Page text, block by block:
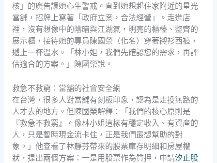
核」的廣告讓她心生警戒。直到她想起住家附近的星光
當舖，招牌上寫著「政府立案，合法經營」。走進店
裡，沒有想像中的陰暗與江湖氣，明亮的櫃檯、整齊的
展示櫃，接待她的專員陳國榮（化名）穿著襯衫西褲，
遞上一杯溫水。「林小姐，我們先確認您的需求，再評
估適合的方案。」陳國榮說。
救急不救窮：當舖的社會安全網
在台灣，很多人對當舖有刻板印象，認為是走投無路的
人才去的地方。但陳國榮解釋：「我們的核心原則是
『救急不救窮』。像林小姐這樣有穩定收入、有資產的
人，只是暫時現金流卡住，正是我們最想幫助的對
象。」他查看了林靜芬帶來的股票庫存明細和房屋權
狀，提出兩個方案：一是用股票作為質押，申請汐止股